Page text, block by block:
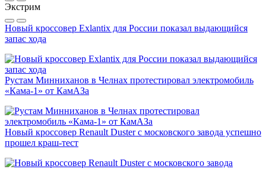
Экстрим
Новый кроссовер Exlantix для России показал выдающийся
запас хода
Рустам Минниханов в Челнах протестировал электромобиль
«Кама-1» от КамАЗа
Новый кроссовер Renault Duster с московского завода успешно
прошел краш-тест